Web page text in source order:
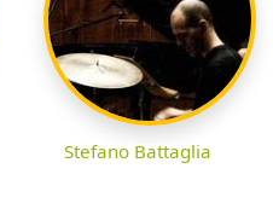
Stefano Battaglia